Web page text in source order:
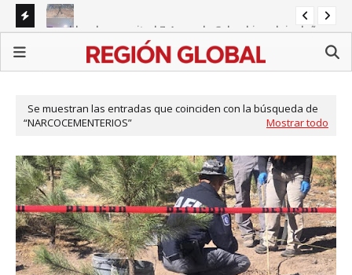
Temblor de magnitud 7,4 sacude Colombia y deja daños
en varias ciudades
Vehículo cae sobre la Vía Atlixcáyotl y conductor
abandona la unidad en Puebla
Se muestran las entradas que coinciden con la búsqueda de
NARCOCEMENTERIOS
Mostrar todo